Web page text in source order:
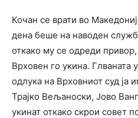
Кочан се врати во
дена беше на наводен
откако му се одреди привор,
Врховен го укина. Глваната
одлука на Врховниот суд ја
Трајко Вељаноски, Јово
укинат откако скрои совет